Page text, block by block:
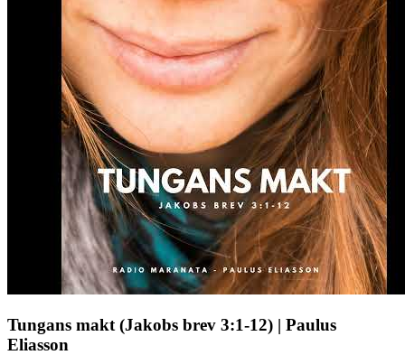
Tungans makt (Jakobs brev 3:1-12) | Paulus
Eliasson